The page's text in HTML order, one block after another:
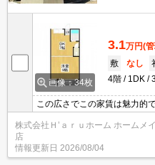
画像：34枚
3.1万円(
敷
なし
4階
1DK
この広さでこの家賃は魅力的
株式会社Ｈ’ａｒｕホーム ホームメ
店
情報更新日 2026/08/04